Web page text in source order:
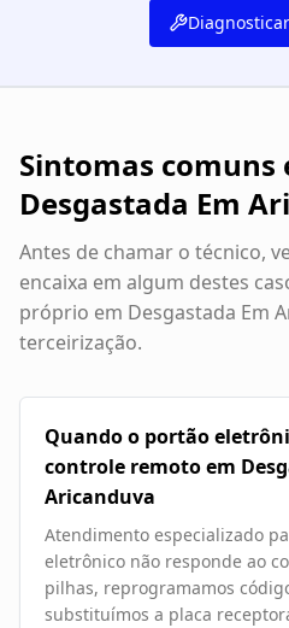
Sintomas comuns
Desgastada Em
Antes de chamar o técnico,
encaixa em algum destes
próprio em Desgastada Em
terceirização.
Quando o portão
controle remoto em
Aricanduva
Atendimento especializado
eletrônico não responde ao
pilhas, reprogramamos
substituímos a placa